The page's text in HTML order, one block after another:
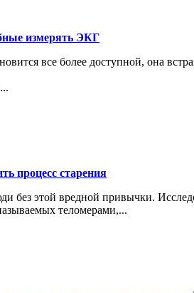
измерять ЭКГ
все более доступной, она
процесс старения
без этой вредной привычки.
теломерами,...